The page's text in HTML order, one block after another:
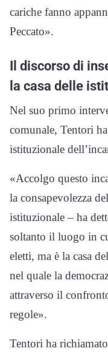
cariche fanno
Peccato».
Il discorso di
la casa delle
Nel suo primo
comunale, Tentori
istituzionale
«Accolgo questo
la consapevolezza
istituzionale – ha
soltanto il luogo in
eletti, ma è la casa
nel quale la
attraverso il
regole».
Tentori ha